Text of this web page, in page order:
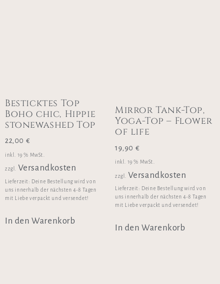
Besticktes Top
Boho chic, Hippie
stonewashed Top
22,00 €
inkl. 19 % MwSt.
zzgl. Versandkosten
Lieferzeit: Deine Bestellung wird von
uns innerhalb der nächsten 4-8 Tagen
mit Liebe verpackt und versendet!
In den Warenkorb
Mirror Tank-Top,
Yoga-Top – Flower
of life
19,90 €
inkl. 19 % MwSt.
zzgl. Versandkosten
Lieferzeit: Deine Bestellung wird von
uns innerhalb der nächsten 4-8 Tagen
mit Liebe verpackt und versendet!
In den Warenkorb